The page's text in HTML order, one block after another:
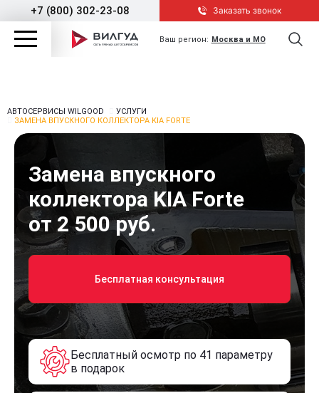
+7 (800) 302-23-08 Заказать звонок
Ваш регион: Москва и МО
АВТОСЕРВИСЫ WILGOOD
УСЛУГИ
ЗАМЕНА ВПУСКНОГО КОЛЛЕКТОРА KIA FORTE
Замена впускного
коллектора KIA Forte
от 2 500 руб.
Бесплатная консультация
Бесплатный осмотр по 41 параметру
в подарок